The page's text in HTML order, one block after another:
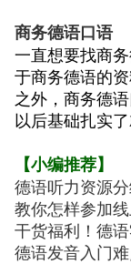
商务德语口语
一直想要找商
于商务德语的
之外，商务德
以后基础扎实
【小编推荐】
德语听力资源
教你怎样参加
干货福利！德
德语发音入门